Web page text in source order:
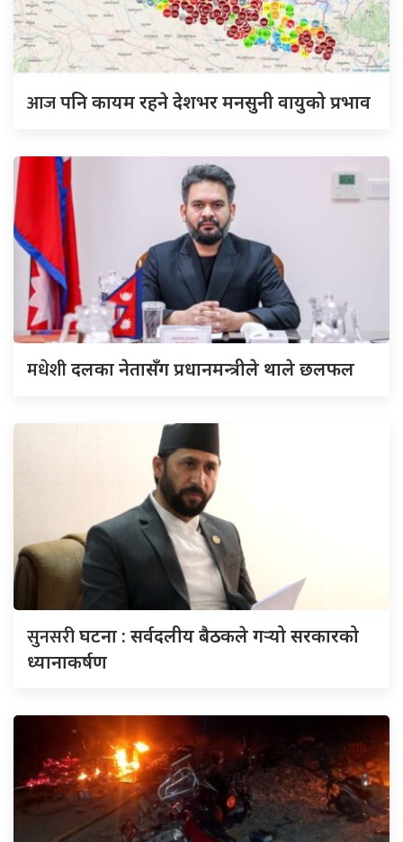
आजपनि कायम रहने देशभर मनसुनी वायुको प्रभाव
मधेशीदलका नेतासँग प्रधानमन्त्रीले थाले छलफल
सुनसरीघटना : सर्वदलीय बैठकले गर्‍यो सरकारको
ध्यानाकर्षण